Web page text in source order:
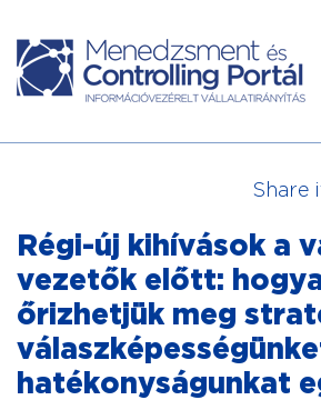
Share
Régi-új kihívások a
vezetők előtt:
őrizhetjük meg
hatékonyságunkat